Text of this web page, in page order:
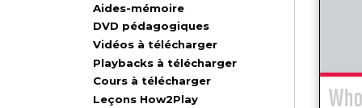
Aides-mémoire
DVD pédagogiques
Vidéos à télécharger
Playbacks à télécharger
Cours à télécharger
Leçons How2Play